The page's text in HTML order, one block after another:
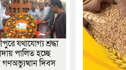
যথাযোগ্য শ্রদ্ধা
পালিত হচ্ছে
দিবস